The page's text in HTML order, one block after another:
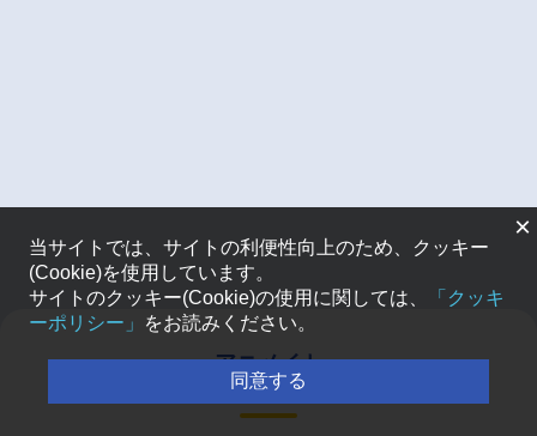
アニメイト
通販ランキング
×
当サイトでは、サイトの利便性向上のため、クッキー
(Cookie)を使用しています。
サイトのクッキー(Cookie)の使用に関しては、
「クッキ
ーポリシー」
をお読みください。
同意する